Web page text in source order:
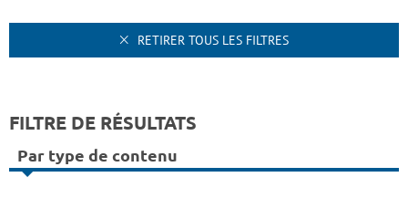
RETIRER TOUS LES FILTRES
FILTRE DE RÉSULTATS
Par type de contenu